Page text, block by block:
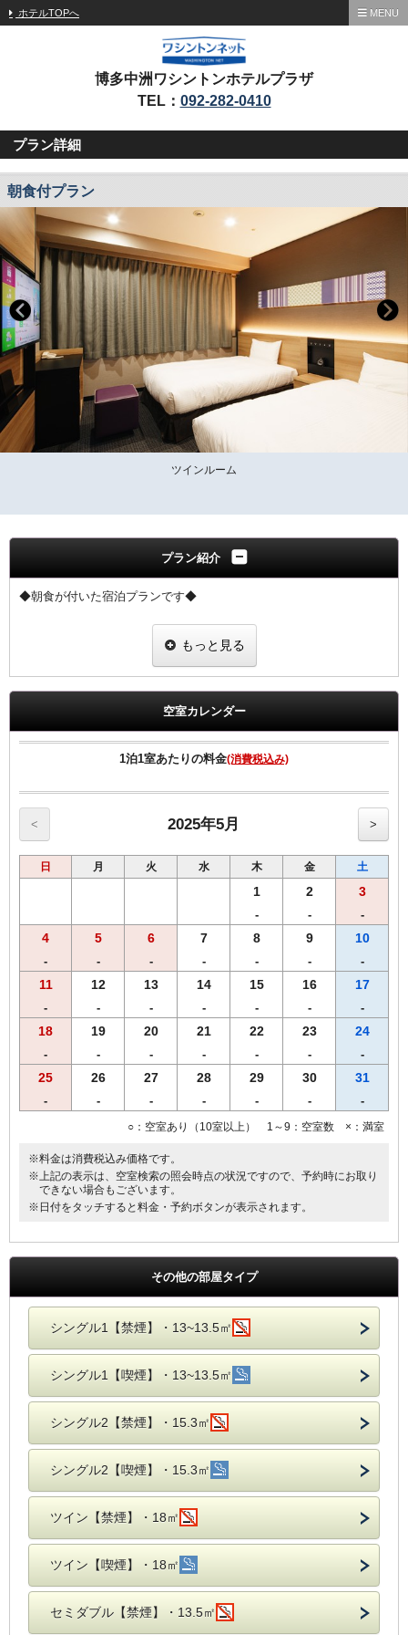
ホテルTOPへ MENU
博多中洲ワシントンホテルプラザ
TEL： 092-282-0410
プラン詳細
朝食付プラン
ツインルーム
プラン紹介
◆朝食が付いた宿泊プランです◆
会場：2階レストラン 6:30～10：00
【客室のご案内】
●高速インターネット回線（有線ＬＡＮ接続／無料）
●ベッドは、ゆったりワイドベッド採用。 （Serta製マットレス採
用）
●プリペイドカード式ＶＯＤシステム（1泊1000円／150タイトル見放
題）
■福岡市条例により2020年4月1日宿泊者1人1泊につき，以下のとおり
宿泊料金2万円以上 500円（うち県税50円）
※福岡市宿泊税はプラン料金に含まれておりません。
もっと見る
空室カレンダー
1泊1室あたりの料金(消費税込み)
< 2025年5月 >
日 月 火 水 木 金 土
1
-
2
-
3
-
4
-
5
-
6
-
7
-
8
-
9
-
10
-
11
-
12
-
13
-
14
-
15
-
16
-
17
-
18
-
19
-
20
-
21
-
22
-
23
-
24
-
25
-
26
-
27
-
28
-
29
-
30
-
31
-
○：空室あり（10室以上） 1～9：空室数 ×：満室
※料金は消費税込み価格です。
※上記の表示は、空室検索の照会時点の状況ですので、予約時にお取り
できない場合もございます。
※日付をタッチすると料金・予約ボタンが表示されます。
その他の部屋タイプ
シングル1【禁煙】・13~13.5㎡
シングル1【喫煙】・13~13.5㎡
シングル2【禁煙】・15.3㎡
シングル2【喫煙】・15.3㎡
ツイン【禁煙】・18㎡
ツイン【喫煙】・18㎡
セミダブル【禁煙】・13.5㎡